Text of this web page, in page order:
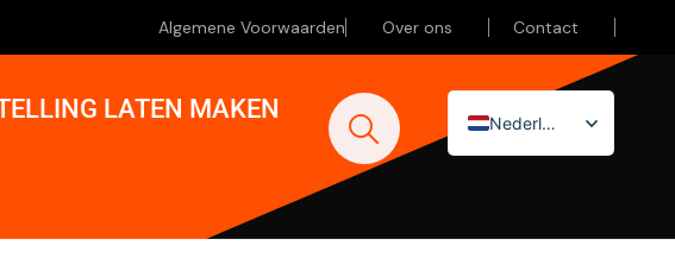
Algemene Voorwaarden Over ons Contact
LATEN MAKEN
Nederlands
English (UK)